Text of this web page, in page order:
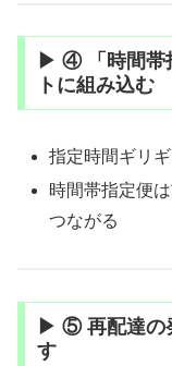
▶ ④ 「時間帯
トに組み込む
指定時間ギリ
時間帯指定便
つながる
▶ ⑤ 再配達の
す